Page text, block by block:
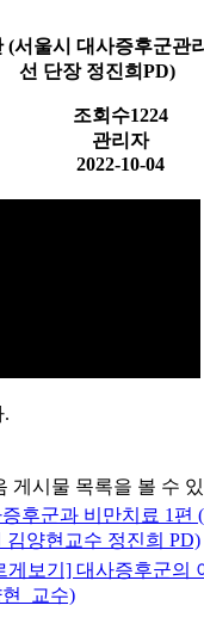
(서울시 대사증후군관
선 단장 정진희PD)
조회수1224
관리자
2022-10-04
.
게시물 목록을 볼 수
후군과 비만치료 1편
김양현교수 정진희 PD)
게보기] 대사증후군의
_교수)